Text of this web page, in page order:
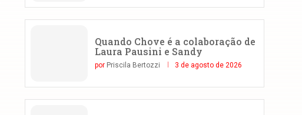
Quando Chove é a colaboração de
Laura Pausini e Sandy
por Priscila Bertozzi 3 de agosto de 2026